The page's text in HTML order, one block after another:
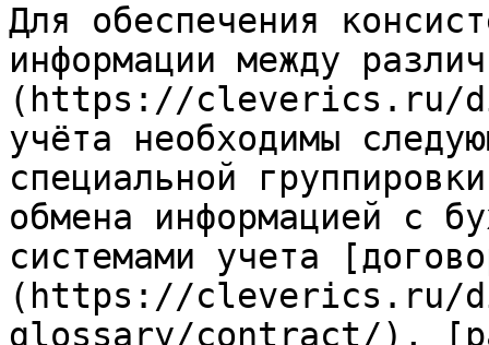
Для обеспечения
информации между
(https://cleverics.ru/
учёта необходимы
специальной
обмена информацией с
системами учета
(https://cleverics.ru/
glossary/contract/),